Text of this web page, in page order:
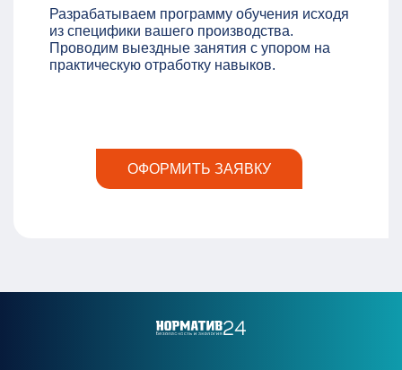
Разрабатываем программу обучения исходя
из специфики вашего производства.
Проводим выездные занятия с упором на
практическую отработку навыков.
ОФОРМИТЬ ЗАЯВКУ